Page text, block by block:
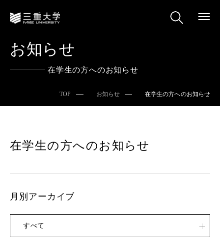
お知らせ
在学生の方へのお知らせ
TOP お知らせ 在学生の方へのお知らせ
在学生の方へのお知らせ
月別アーカイブ
すべて